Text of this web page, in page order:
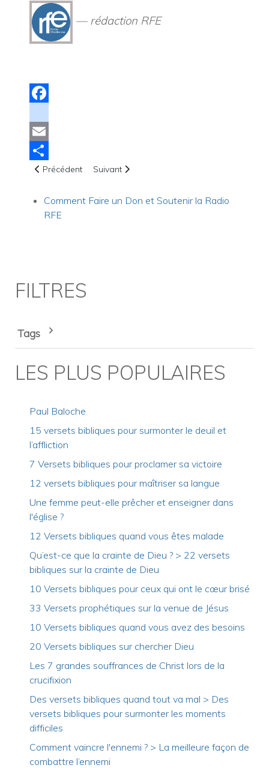
— rédaction RFE
instagram
Email
Share
Article précédent : Hommage à Mario Massicotte
Précédent Article suivant : Fête des mères : 5 raisons
Suivant
Comment Faire un Don et Soutenir la Radio
RFE
FILTRES
Tags
LES PLUS POPULAIRES
Paul Baloche
15 versets bibliques pour surmonter le deuil et
l’affliction
7 Versets bibliques pour proclamer sa victoire
12 versets bibliques pour maîtriser sa langue
Une femme peut-elle prêcher et enseigner dans
l'église ?
12 Versets bibliques quand vous êtes malade
Qu’est-ce que la crainte de Dieu ? > 22 versets
bibliques sur la crainte de Dieu
10 Versets bibliques pour ceux qui ont le cœur brisé
33 Versets prophétiques sur la venue de Jésus
10 Versets bibliques quand vous avez des besoins
20 Versets bibliques sur chercher Dieu
Les 7 grandes souffrances de Christ lors de la
crucifixion
Des versets bibliques quand tout va mal > Des
versets bibliques pour surmonter les moments
difficiles
Comment vaincre l'ennemi ? > La meilleure façon de
combattre l’ennemi